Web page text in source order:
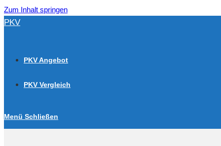
Zum Inhalt springen
PKV
PKV Angebot
PKV Vergleich
Menü Schließen